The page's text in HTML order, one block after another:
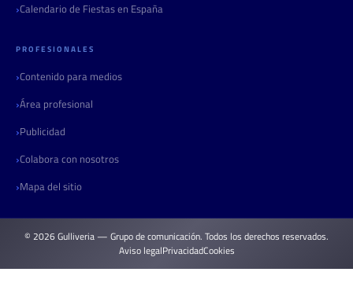
Calendario de Fiestas en España
PROFESIONALES
Contenido para medios
Área profesional
Publicidad
Colabora con nosotros
Mapa del sitio
© 2026 Gulliveria — Grupo de comunicación. Todos los derechos reservados.
Aviso legalPrivacidadCookies